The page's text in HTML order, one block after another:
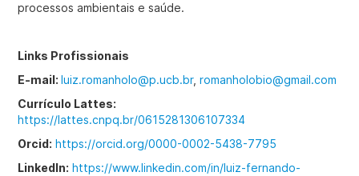
processos ambientais e saúde.
Links Profissionais
E-mail:luiz.romanholo@p.ucb.br,romanholobio@gmail.com
Currículo Lattes:
https://lattes.cnpq.br/0615281306107334
Orcid: https://orcid.org/0000-0002-5438-7795
LinkedIn: https://www.linkedin.com/in/luiz-fernando-